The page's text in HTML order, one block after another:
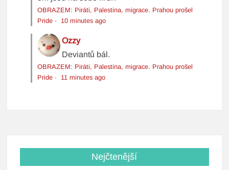
OBRAZEM: Piráti, Palestina, migrace. Prahou prošel
Pride · 10 minutes ago
Ozzy
Deviantů bál.
OBRAZEM: Piráti, Palestina, migrace. Prahou prošel
Pride · 11 minutes ago
Nejčtenější